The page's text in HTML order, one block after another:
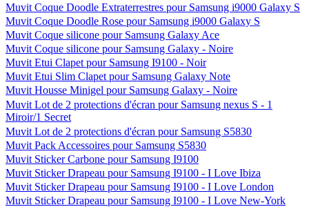
Muvit Coque Doodle Extraterrestres pour Samsung i9000 Galaxy S
Muvit Coque Doodle Rose pour Samsung i9000 Galaxy S
Muvit Coque silicone pour Samsung Galaxy Ace
Muvit Coque silicone pour Samsung Galaxy - Noire
Muvit Etui Clapet pour Samsung I9100 - Noir
Muvit Etui Slim Clapet pour Samsung Galaxy Note
Muvit Housse Minigel pour Samsung Galaxy - Noire
Muvit Lot de 2 protections d'écran pour Samsung nexus S - 1
Miroir/1 Secret
Muvit Lot de 2 protections d'écran pour Samsung S5830
Muvit Pack Accessoires pour Samsung S5830
Muvit Sticker Carbone pour Samsung I9100
Muvit Sticker Drapeau pour Samsung I9100 - I Love Ibiza
Muvit Sticker Drapeau pour Samsung I9100 - I Love London
Muvit Sticker Drapeau pour Samsung I9100 - I Love New-York